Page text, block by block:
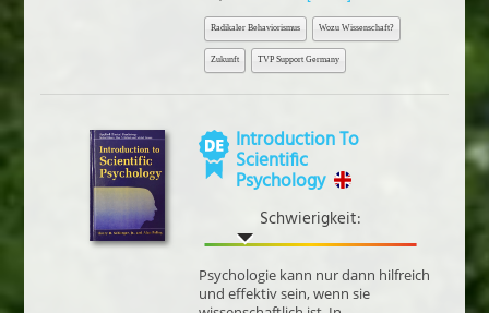
Radikaler Behaviorismus Wozu Wissenschaft?
Zukunft TVP Support Germany
Introduction To
Scientific
Psychology
Schwierigkeit:
Psychologie kann nur dann hilfreich
und effektiv sein, wenn sie